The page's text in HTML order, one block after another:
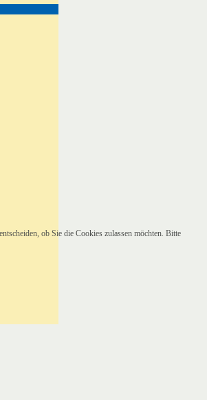
ob Sie die Cookies zulassen möchten. Bitte